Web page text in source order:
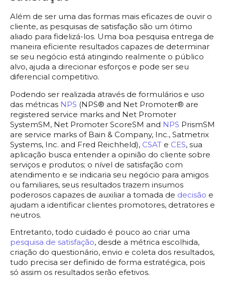
Além de ser uma das formas mais eficazes de ouvir o
cliente, as pesquisas de satisfação são um ótimo
aliado para fidelizá-los. Uma boa pesquisa entrega de
maneira eficiente resultados capazes de determinar
se seu negócio está atingindo realmente o público
alvo, ajuda a direcionar esforços e pode ser seu
diferencial competitivo.
Podendo ser realizada através de formulários e uso
das métricas NPS (NPS® and Net Promoter® are
registered service marks and Net Promoter
SystemSM, Net Promoter ScoreSM and NPS PrismSM
are service marks of Bain & Company, Inc., Satmetrix
Systems, Inc. and Fred Reichheld), CSAT e CES, sua
aplicação busca entender a opinião do cliente sobre
serviços e produtos; o nível de satisfação com
atendimento e se indicaria seu negócio para amigos
ou familiares, seus resultados trazem insumos
poderosos capazes de auxiliar a tomada de decisão e
ajudam a identificar clientes promotores, detratores e
neutros.
Entretanto, todo cuidado é pouco ao criar uma
pesquisa de satisfação, desde a métrica escolhida,
criação do questionário, envio e coleta dos resultados,
tudo precisa ser definido de forma estratégica, pois
só assim os resultados serão efetivos.